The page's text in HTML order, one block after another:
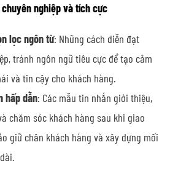
nghiệp và tích cực
lọc ngôn từ: Những cách diễn đạt
tránh ngôn ngữ tiêu cực để tạo cảm
và tin cậy cho khách hàng.
hấp dẫn: Các mẫu tin nhắn giới thiệu,
chăm sóc khách hàng sau khi giao
giữ chân khách hàng và xây dựng mối